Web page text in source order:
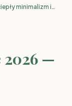
minimalizm i
2026 —